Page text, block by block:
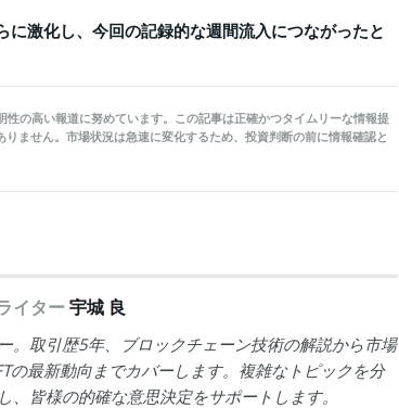
に激化し、今回の記録的な週間流入につながったと
の高い報道に努めています。この記事は正確かつタイムリーな情報提
ません。市場状況は急速に変化するため、投資判断の前に情報確認と
イター宇城 良
。取引歴5年、ブロックチェーン技術の解説から市場
の最新動向までカバーします。複雑なトピックを分
、皆様の的確な意思決定をサポートします。